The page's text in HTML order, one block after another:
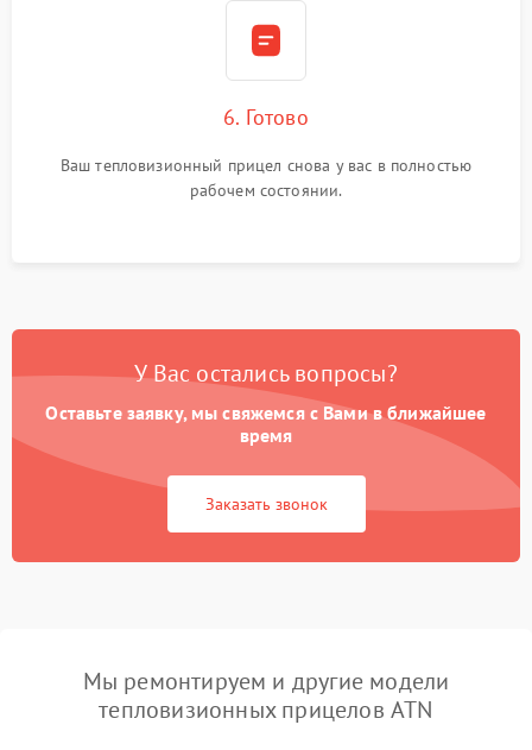
6. Готово
Ваш тепловизионный прицел снова у вас в полностью
рабочем состоянии.
У Вас остались вопросы?
Оставьте заявку, мы свяжемся с Вами в ближайшее
время
Заказать звонок
Мы ремонтируем и другие модели
тепловизионных прицелов ATN